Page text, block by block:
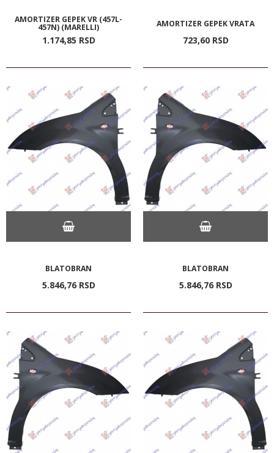
AMORTIZER GEPEK VR (457L-
457N) (MARELLI)
1.174,85 RSD
AMORTIZER GEPEK VRATA
723,60 RSD
BLATOBRAN
5.846,76 RSD
BLATOBRAN
5.846,76 RSD